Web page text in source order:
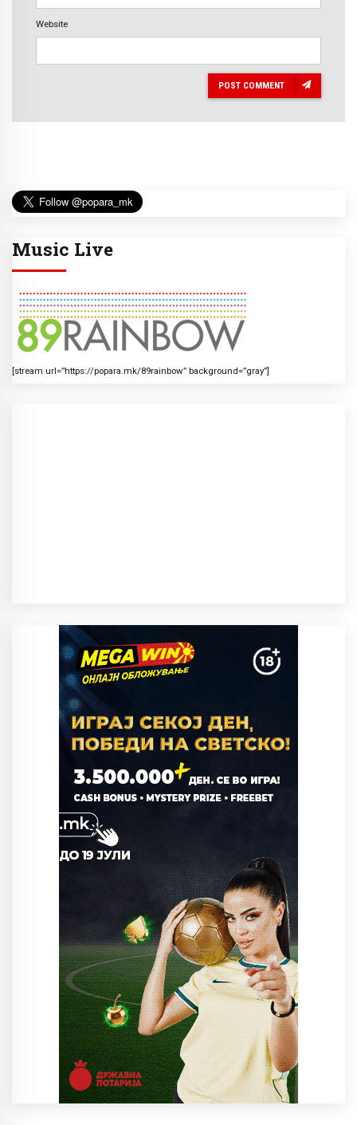
Website
POST COMMENT
Music Live
[stream url=”https://popara.mk/89rainbow” background=”gray”]